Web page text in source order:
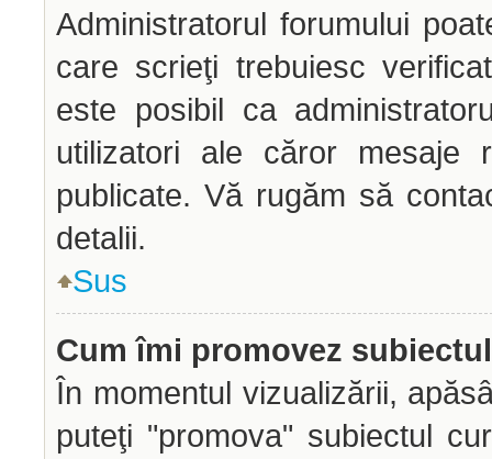
Administratorul forumului
care scrieţi trebuiesc
este posibil ca
utilizatori ale căror
publicate. Vă rugăm să
detalii.
Sus
Cum îmi promovez
În momentul vizualizării,
puteţi "promova" subiectul